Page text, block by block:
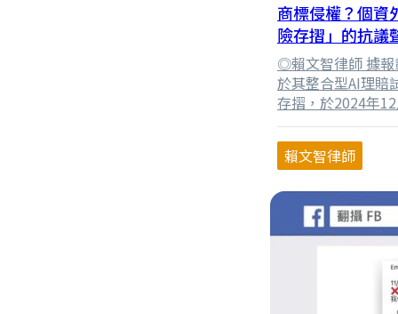
商標侵權？個資
險存摺」的抗議
料的權利
◎賴文智律師 據報
於其整合型AI理賠
存摺，於2024年
為壽險公會與保險
年1月1日取得商
使用此名稱，且
賴文智律師